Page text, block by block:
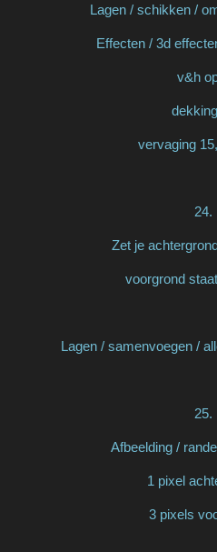
Lagen / schikken /
Effecten / 3d
v&h
vervaging
24.
Zet je
voorgrond
Lagen / samenvoegen /
25.
Afbeelding /
1 pixel
3 pixels